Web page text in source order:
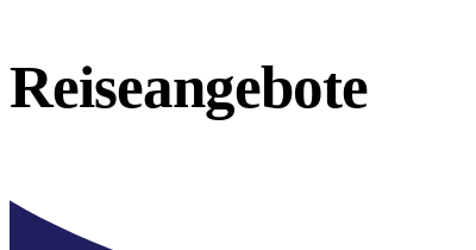
Reiseangebote